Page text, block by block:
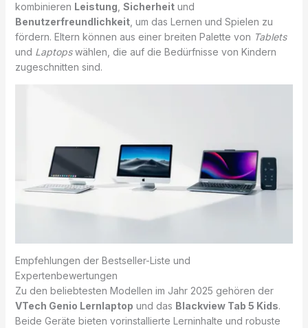
kombinieren Leistung Sicherheitund
Benutzerfreundlichkeit, um das Lernen und Spielen zu
fördern. Eltern können aus einer breiten Palette von Tablets
und Laptopswählen, die auf die Bedürfnisse von Kindern
zugeschnitten sind.
Empfehlungen der Bestseller-Liste und
Expertenbewertungen
Zu den beliebtesten Modellen im Jahr 2025 gehören der
VTech Genio Lernlaptop und das Blackview Tab 5 Kids.
Beide Geräte bieten vorinstallierte Lerninhalte und robuste